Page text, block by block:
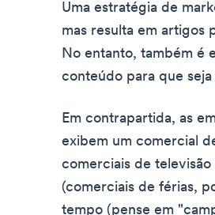
Uma estratégia de
mas resulta em artigos
No entanto, também é
conteúdo para que
Em contrapartida, as
exibem um comercial
comerciais de televisão
(comerciais de férias,
tempo (pense em